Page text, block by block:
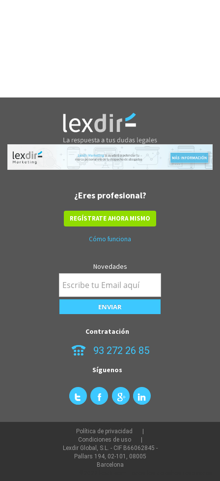
¿Eres profesional?
REGÍSTRATE AHORA MISMO
Cómo funciona
Novedades
Contratación
93 272 26 85
Síguenos
Política de privacidad
Condiciones de uso
Lexdir Global, S.L. - CIF B66062845 -
Pallars 194, 02-101, 08005
Barcelona